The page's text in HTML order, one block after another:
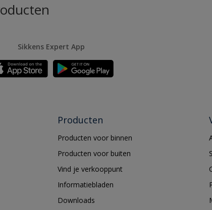
Sikkens Expert App
Producten
Producten voor binnen
Producten voor buiten
Vind je verkooppunt
Informatiebladen
Downloads